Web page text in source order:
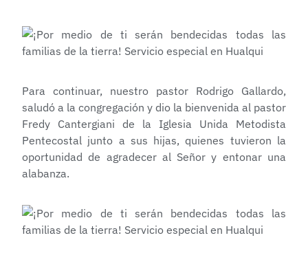
Para continuar, nuestro pastor Rodrigo Gallardo,
saludó a la congregación y dio la bienvenida al pastor
Fredy Cantergiani de la Iglesia Unida Metodista
Pentecostal junto a sus hijas, quienes tuvieron la
oportunidad de agradecer al Señor y entonar una
alabanza.